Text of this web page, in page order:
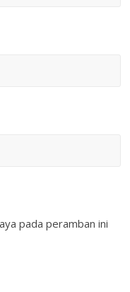
pada peramban ini